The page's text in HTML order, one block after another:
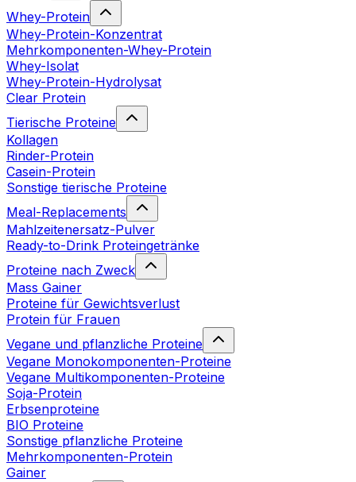
Whey-Protein
Whey-Protein-Konzentrat
Mehrkomponenten-Whey-Protein
Whey-Isolat
Whey-Protein-Hydrolysat
Clear Protein
Tierische Proteine
Kollagen
Rinder-Protein
Casein-Protein
Sonstige tierische Proteine
Meal-Replacements
Mahlzeitenersatz-Pulver
Ready-to-Drink Proteingetränke
Proteine nach Zweck
Mass Gainer
Proteine für Gewichtsverlust
Protein für Frauen
Vegane und pflanzliche Proteine
Vegane Monokomponenten-Proteine
Vegane Multikomponenten-Proteine
Soja-Protein
Erbsenproteine
BIO Proteine
Sonstige pflanzliche Proteine
Mehrkomponenten-Protein
Gainer